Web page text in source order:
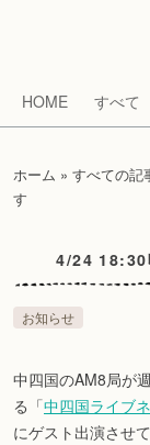
HOME すべて
ホーム » すべての記
す
4/24 18:30
お知らせ
中四国のAM8局が
る「中四国ライブ
にゲスト出演させ